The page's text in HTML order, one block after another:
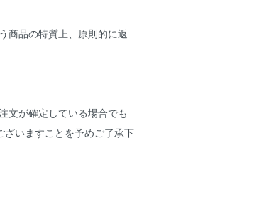
商品の特質上、原則的に返
文が確定している場合でも
いますことを予めご了承下